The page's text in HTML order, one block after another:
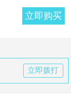
立即购买
立即拨打